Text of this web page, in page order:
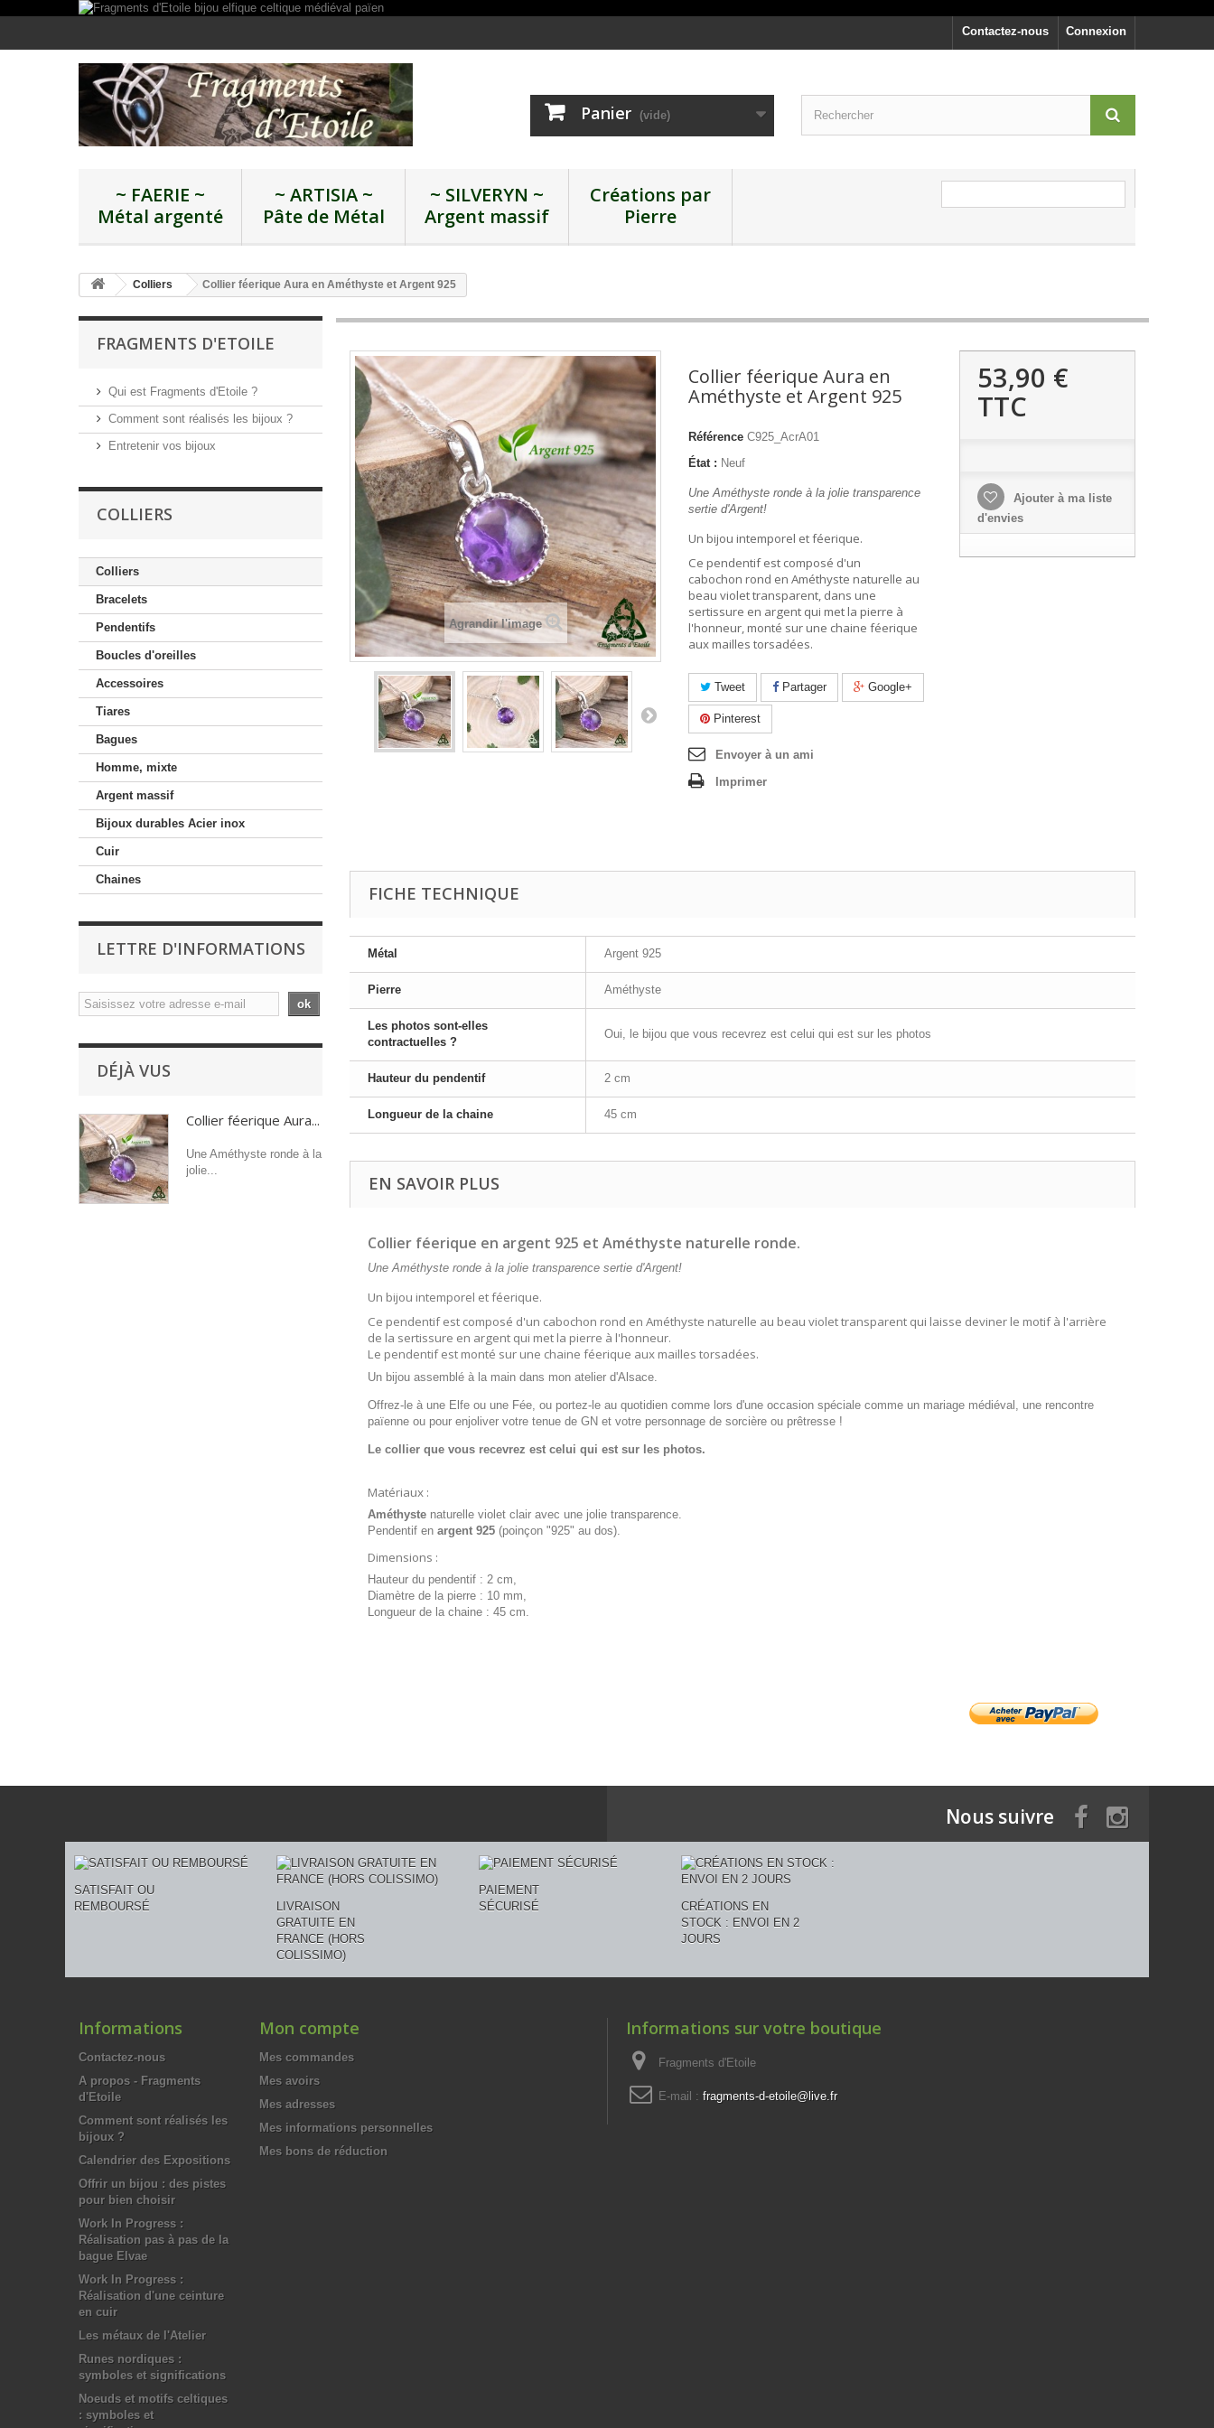
Connexion
Contactez-nous
Panier (vide)
~ FAERIE ~
Métal argenté
~ ARTISIA ~
Pâte de Métal
~ SILVERYN ~
Argent massif
Créations par
Pierre
Colliers Collier féerique Aura en Améthyste et Argent 925
FRAGMENTS D'ETOILE
Qui est Fragments d'Etoile ?
Comment sont réalisés les bijoux ?
Entretenir vos bijoux
COLLIERS
Colliers
Bracelets
Pendentifs
Boucles d'oreilles
Accessoires
Tiares
Bagues
Homme, mixte
Argent massif
Bijoux durables Acier inox
Cuir
Chaines
LETTRE D'INFORMATIONS
ok
DÉJÀ VUS
Collier féerique Aura...
Une Améthyste ronde à la
jolie...
Agrandir l'image
Collier féerique Aura en
Améthyste et Argent 925
Référence C925_AcrA01
État : Neuf
Une Améthyste ronde à la jolie transparence
sertie d'Argent!
Un bijou intemporel et féerique.
Ce pendentif est composé d'un
cabochon rond en Améthyste naturelle au
beau violet transparent, dans une
sertissure en argent qui met la pierre à
l'honneur, monté sur une chaine féerique
aux mailles torsadées.
Tweet Partager Google+
Pinterest
Envoyer à un ami
Imprimer
53,90 €
TTC
Ajouter à ma liste
d'envies
FICHE TECHNIQUE
Métal Argent 925
Pierre Améthyste
Les photos sont-elles
contractuelles ?
Oui, le bijou que vous recevrez est celui qui est sur les photos
Hauteur du pendentif 2 cm
Longueur de la chaine 45 cm
EN SAVOIR PLUS
Collier féerique en argent 925 et Améthyste naturelle ronde.
Une Améthyste ronde à la jolie transparence sertie d'Argent!
Un bijou intemporel et féerique.
Ce pendentif est composé d'un cabochon rond en Améthyste naturelle au beau violet transparent qui laisse deviner le motif à l'arrière
de la sertissure en argent qui met la pierre à l'honneur.
Le pendentif est monté sur une chaine féerique aux mailles torsadées.
Un bijou assemblé à la main dans mon atelier d'Alsace.
Offrez-le à une Elfe ou une Fée, ou portez-le au quotidien comme lors d'une occasion spéciale comme un mariage médiéval, une rencontre
païenne ou pour enjoliver votre tenue de GN et votre personnage de sorcière ou prêtresse !
Le collier que vous recevrez est celui qui est sur les photos.
Matériaux :
Améthyste naturelle violet clair avec une jolie transparence.
Pendentif en argent 925 (poinçon "925" au dos).
Dimensions :
Hauteur du pendentif : 2 cm,
Diamètre de la pierre : 10 mm,
Longueur de la chaine : 45 cm.
Nous suivre
SATISFAIT OU
REMBOURSÉ
LIVRAISON
GRATUITE EN
FRANCE (HORS
COLISSIMO)
PAIEMENT
SÉCURISÉ
CRÉATIONS EN
STOCK : ENVOI EN 2
JOURS
Informations
Contactez-nous
A propos - Fragments
d'Etoile
Comment sont réalisés les
bijoux ?
Calendrier des Expositions
Offrir un bijou : des pistes
pour bien choisir
Work In Progress :
Réalisation pas à pas de la
bague Elvae
Work In Progress :
Réalisation d'une ceinture
en cuir
Les métaux de l'Atelier
Runes nordiques :
symboles et significations
Noeuds et motifs celtiques
: symboles et
Mon compte
Mes commandes
Mes avoirs
Mes adresses
Mes informations personnelles
Mes bons de réduction
Informations sur votre boutique
Fragments d'Etoile
E-mail : fragments-d-etoile@live.fr